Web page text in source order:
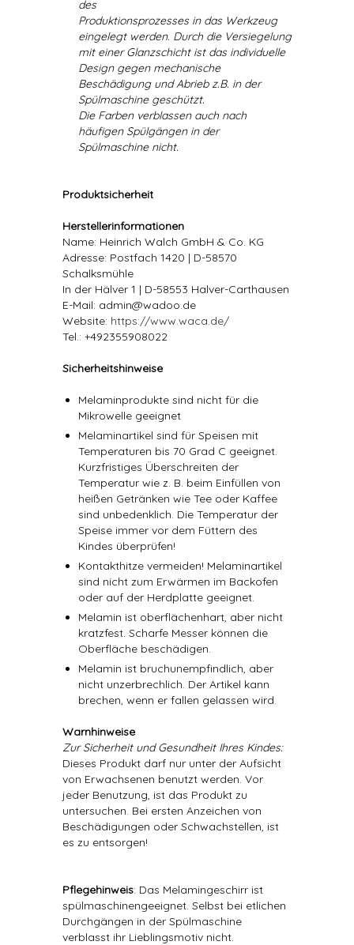
des
Produktionsprozesses in das Werkzeug
eingelegt werden. Durch die Versiegelung
mit einer Glanzschicht ist das individuelle
Design gegen mechanische
Beschädigung und Abrieb z.B. in der
Spülmaschine geschützt.
Die Farben verblassen auch nach
häufigen Spülgängen in der
Spülmaschine nicht.
Produktsicherheit
Herstellerinformationen
Name: Heinrich Walch GmbH & Co. KG
Adresse: Postfach 1420 | D-58570
Schalksmühle
In der Hälver 1 | D-58553 Halver-Carthausen
E-Mail: admin@wadoo.de
Website: https://www.waca.de/
Tel.: +492355908022
Sicherheitshinweise
Melaminprodukte sind nicht für die
Mikrowelle geeignet
Melaminartikel sind für Speisen mit
Temperaturen bis 70 Grad C geeignet.
Kurzfristiges Überschreiten der
Temperatur wie z. B. beim Einfüllen von
heißen Getränken wie Tee oder Kaffee
sind unbedenklich. Die Temperatur der
Speise immer vor dem Füttern des
Kindes überprüfen!
Kontakthitze vermeiden! Melaminartikel
sind nicht zum Erwärmen im Backofen
oder auf der Herdplatte geeignet.
Melamin ist oberflächenhart, aber nicht
kratzfest. Scharfe Messer können die
Oberfläche beschädigen.
Melamin ist bruchunempfindlich, aber
nicht unzerbrechlich. Der Artikel kann
brechen, wenn er fallen gelassen wird.
Warnhinweise
Zur Sicherheit und Gesundheit Ihres Kindes:
Dieses Produkt darf nur unter der Aufsicht
von Erwachsenen benutzt werden. Vor
jeder Benutzung, ist das Produkt zu
untersuchen. Bei ersten Anzeichen von
Beschädigungen oder Schwachstellen, ist
es zu entsorgen!
Pflegehinweis: Das Melamingeschirr ist
spülmaschinengeeignet. Selbst bei etlichen
Durchgängen in der Spülmaschine
verblasst ihr Lieblingsmotiv nicht.